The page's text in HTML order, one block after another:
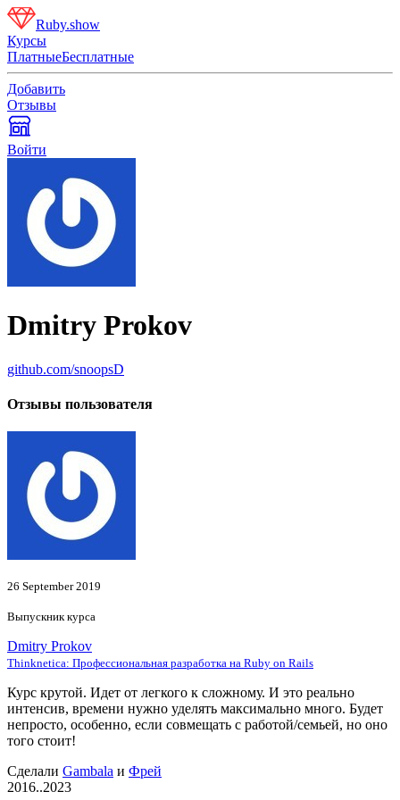
Ruby.show
Курсы
ПлатныеБесплатные
Добавить
Отзывы
Войти
Dmitry Prokov
github.com/snoopsD
Отзывы пользователя
26 September 2019
Выпускник курса
Dmitry Prokov
Thinknetica: Профессиональная разработка на Ruby on Rails
Курс крутой. Идет от легкого к сложному. И это реально
интенсив, времени нужно уделять максимально много. Будет
непросто, особенно, если совмещать с работой/семьей, но оно
того стоит!
Сделали Gambala и Фрей
2016..2023